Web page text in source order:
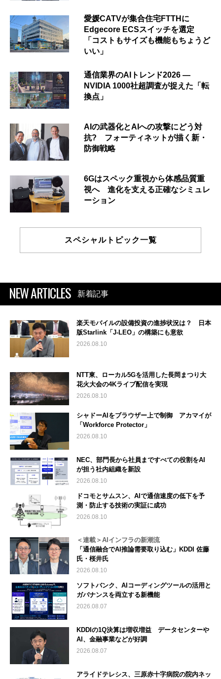
愛媛CATVが集合住宅FTTHに
Edgecore ECSスイッチを選定
「コストもサイズも機能もちょうど
いい」
通信業界のAIトレンド2026 ―
NVIDIA 1000社超調査が捉えた「転
換点」
AIの武器化とAIへの攻撃にどう対
抗? フォーティネットが描く新・
防御戦略
6Gはスペック重視から体感品質重
視へ 進化を支える正確なシミュレ
ーション
スペシャルトピック一覧
NEW ARTICLES 新着記事
楽天モバイルの設備投資の進捗状況は？ 日本
版Starlink「J-LEO」の構築にも意欲
2026.08.10
NTT東、ローカル5Gを活用した長岡まつり大
花火大会の4Kライブ配信を実現
2026.08.10
シャドーAIをブラウザー上で制御 アカマイが
「Workforce Protector」
2026.08.10
NEC、部門長から社員まですべての役割をAI
が担う社内組織を新設
2026.08.10
ドコモとサムスン、AIで通信速度の低下を予
測・防止する技術の実証に成功
2026.08.10
＜連載＞AIインフラの新潮流
「通信融合でAI推論需要取り込む」KDDI 佐藤
氏・桜井氏
2026.08.10
ソフトバンク、AIコーディングツールの活用と
ガバナンスを両立する新機能
2026.08.07
KDDIの1Q決算は増収増益 データセンターや
AI、金融事業などが好調
2026.08.07
アライドテレシス、三原赤十字病院の院内ネッ